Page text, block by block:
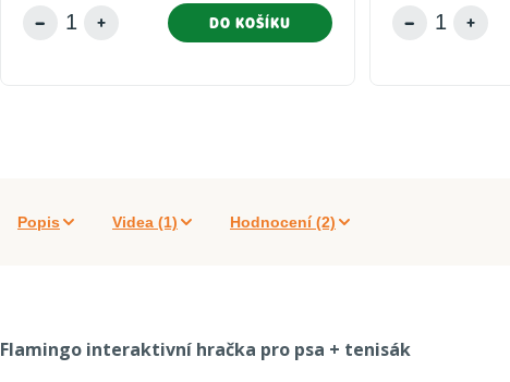
DO KOŠÍKU
Popis Videa (1) Hodnocení (2)
Flamingo interaktivní hračka pro psa + tenisák